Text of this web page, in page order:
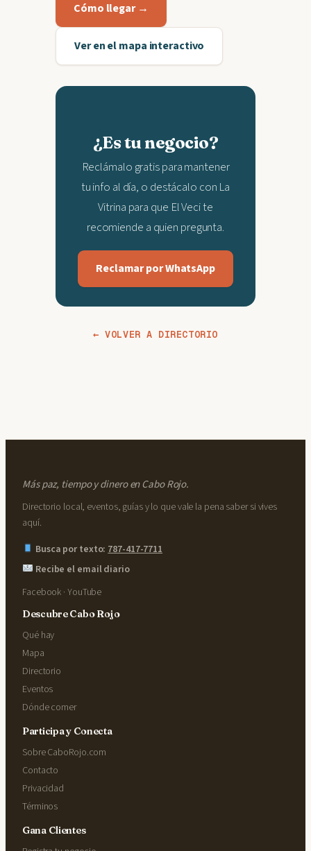
Cómo llegar →
Ver en el mapa interactivo
¿Es tu negocio?
Reclámalo gratis para mantener
tu info al día, o destácalo con La
Vitrina para que El Veci te
recomiende a quien pregunta.
Reclamar por WhatsApp
← VOLVER A DIRECTORIO
Más paz, tiempo y dinero en Cabo Rojo.
Directorio local, eventos, guías y lo que vale la pena saber si vives
aquí.
Busca por texto: 787-417-7711
Recibe el email diario
Facebook · YouTube
Descubre Cabo Rojo
Qué hay
Mapa
Directorio
Eventos
Dónde comer
Participa y Conecta
Sobre CaboRojo.com
Contacto
Privacidad
Términos
Gana Clientes